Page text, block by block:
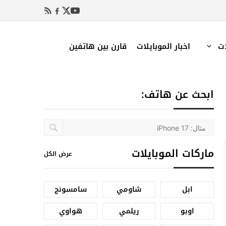
اخبار الموبايلات قارن بين هاتفين
ابحث عن هاتف:
ماركات الموبايلات عرض الكل
ابل شاومي
سامسونج
اوبو
ريلمي
هواوي